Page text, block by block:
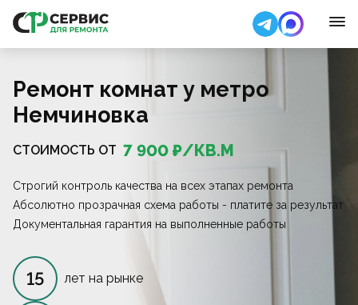
Ремонт комнат у метро
Немчиновка
СТОИМОСТЬ ОТ 7 900 ₽/КВ.М
Строгий контроль качества на всех этапах ремонта
Абсолютно прозрачная схема работы - платите за результат
Документальная гарантия на выполненные работы
15 лет на рынке